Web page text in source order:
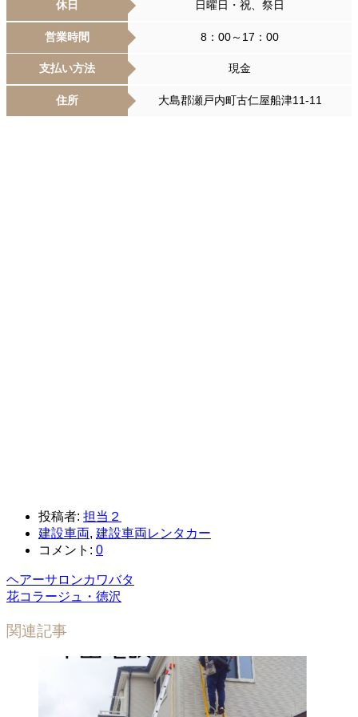
休日 日曜日・祝、祭日
営業時間 8：00～17：00
支払い方法 現金
住所 大島郡瀬戸内町古仁屋船津11-11
投稿者: 担当２
建設車両, 建設車両レンタカー
コメント: 0
ヘアーサロンカワバタ
花コラージュ・徳沢
関連記事